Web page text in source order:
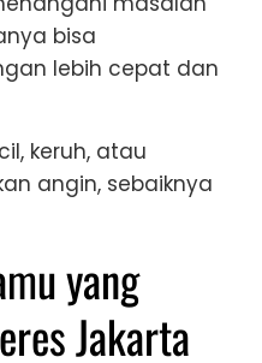
bisa
lebih cepat dan
keruh, atau
angin, sebaiknya
yang
Jakarta